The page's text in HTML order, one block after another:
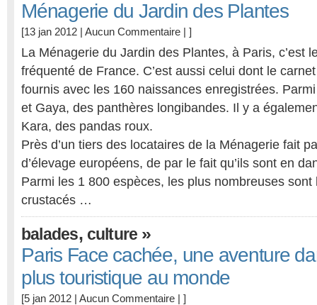
Ménagerie du Jardin des Plantes
[13 jan 2012 | Aucun Commentaire | ]
La Ménagerie du Jardin des Plantes, à Paris, c’est
fréquenté de France. C’est aussi celui dont le
fournis avec les 160 naissances enregistrées.
et Gaya, des panthères longibandes. Il y a
Kara, des pandas roux.
Près d’un tiers des locataires de la Ménagerie fait
d’élevage européens, de par le fait qu’ils sont en
Parmi les 1 800 espèces, les plus nombreuses sont
crustacés …
balades, culture »
Paris Face cachée, une aventure
plus touristique au monde
[5 jan 2012 | Aucun Commentaire | ]